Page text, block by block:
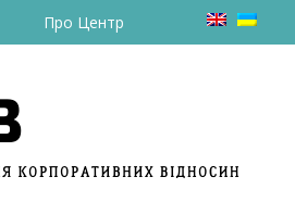
Про Центр